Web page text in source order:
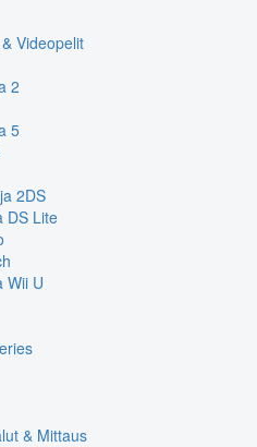
Videopelit
2
5
2DS
DS Lite
Wii U
& Mittaus